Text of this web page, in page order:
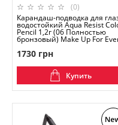
(0)
Карандаш-подводка для
водостойкий Aqua Resist
Pencil 1,2г (06 Полностью
бронзовый) Make Up For
1730 грн
Купить